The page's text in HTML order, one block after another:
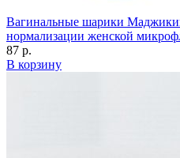
Вагинальные шарики
нормализации женской
87 р.
В корзину